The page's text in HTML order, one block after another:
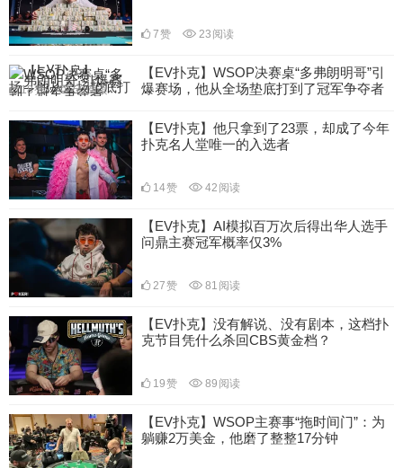
7赞 23 阅读
【EV扑克】WSOP决赛桌“多弗朗明哥”引
爆赛场，他从全场垫底打到了冠军争夺者
18赞 50阅读
【EV扑克】他只拿到了23票，却成了今年
扑克名人堂唯一的入选者
14赞 42 阅读
【EV扑克】AI模拟百万次后得出华人选手
问鼎主赛冠军概率仅3%
27赞 81 阅读
【EV扑克】没有解说、没有剧本，这档扑
克节目凭什么杀回CBS黄金档？
19赞 89 阅读
【EV扑克】WSOP主赛事“拖时间门”：为
躺赚2万美金，他磨了整整17分钟